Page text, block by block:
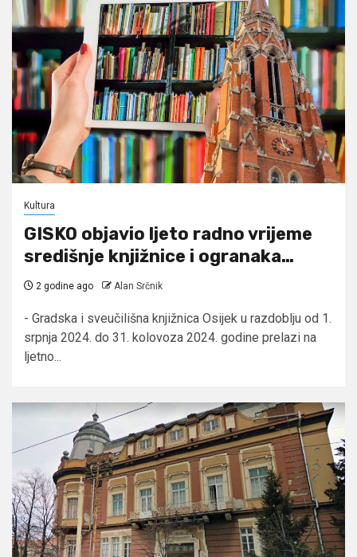
Kultura
GISKO objavio ljeto radno vrijeme
središnje knjižnice i ogranaka…
2 godine ago Alan Srčnik
- Gradska i sveučilišna knjižnica Osijek u razdoblju od 1.
srpnja 2024. do 31. kolovoza 2024. godine prelazi na
ljetno...